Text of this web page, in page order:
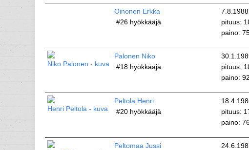
Oinonen Erkka
#26hyökkääjä
pituus:
paino:
Palonen Niko
#18hyökkääjä
pituus:
paino:
Peltola Henri
#20hyökkääjä
pituus:
paino:
Peltomaa Jussi